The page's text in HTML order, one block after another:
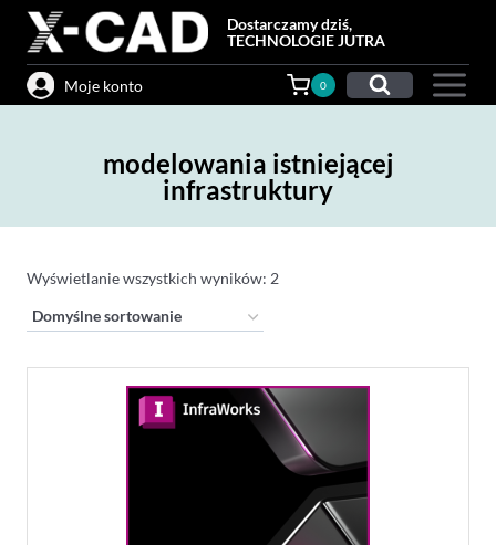
Przejdź
treści
Dostarczamy dziś,
TECHNOLOGIE JUTRA
Moje konto 0
modelowania istniejącej
infrastruktury
Wyświetlanie wszystkich wyników: 2